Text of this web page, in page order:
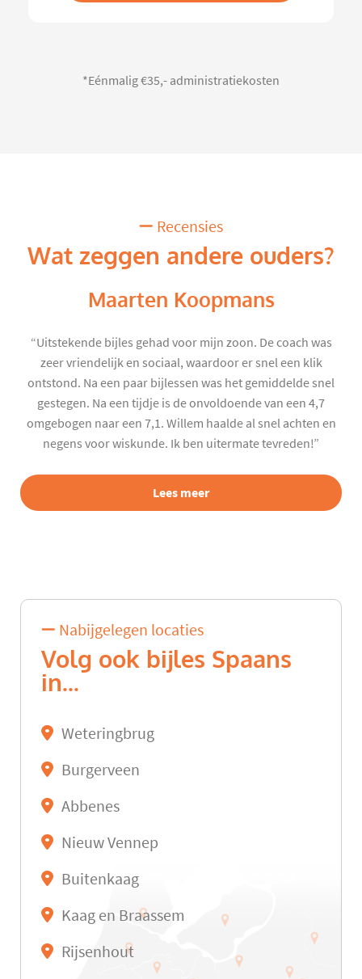
*Eénmalig €35,- administratiekosten
Recensies
Wat zeggen andere ouders?
Maarten Koopmans
“Uitstekende bijles gehad voor mijn zoon. De coach was
zeer vriendelijk en sociaal, waardoor er snel een klik
ontstond. Na een paar bijlessen was het gemiddelde snel
gestegen. Na een tijdje is de onvoldoende van een 4,7
omgebogen naar een 7,1. Willem haalde al snel achten en
negens voor wiskunde. Ik ben uitermate tevreden!”
Lees meer
Nabijgelegen locaties
Volg ook bijles Spaans
in...
Weteringbrug
Burgerveen
Abbenes
Nieuw Vennep
Buitenkaag
Kaag en Braassem
Rijsenhout